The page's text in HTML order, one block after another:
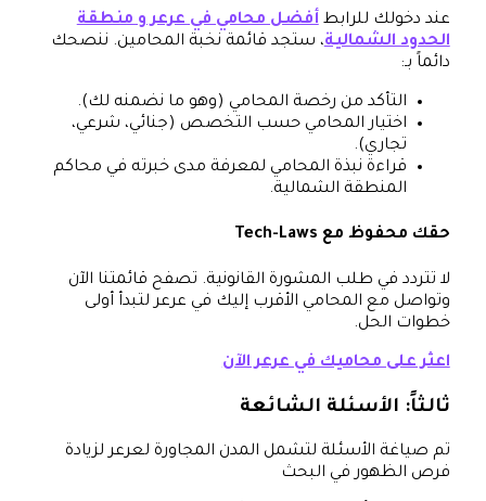
عند دخولك للرابطأفضل محامي في عرعر و منطقة
الحدود الشمالية، ستجد قائمة نخبة المحامين. ننصحك
دائماً بـ:
التأكد من رخصة المحامي (وهو ما نضمنه لك).
اختيار المحامي حسب التخصص (جنائي، شرعي،
تجاري).
قراءة نبذة المحامي لمعرفة مدى خبرته في محاكم
المنطقة الشمالية.
حقك محفوظ مع Tech-Laws
لا تتردد في طلب المشورة القانونية. تصفح قائمتنا الآن
وتواصل مع المحامي الأقرب إليك في عرعر لتبدأ أولى
خطوات الحل.
اعثر على محاميك في عرعر الآن
ثالثاً: الأسئلة الشائعة
تم صياغة الأسئلة لتشمل المدن المجاورة لعرعر لزيادة
فرص الظهور في البحث